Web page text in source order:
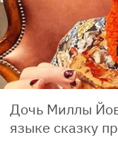
Дочь Миллы
языке сказку